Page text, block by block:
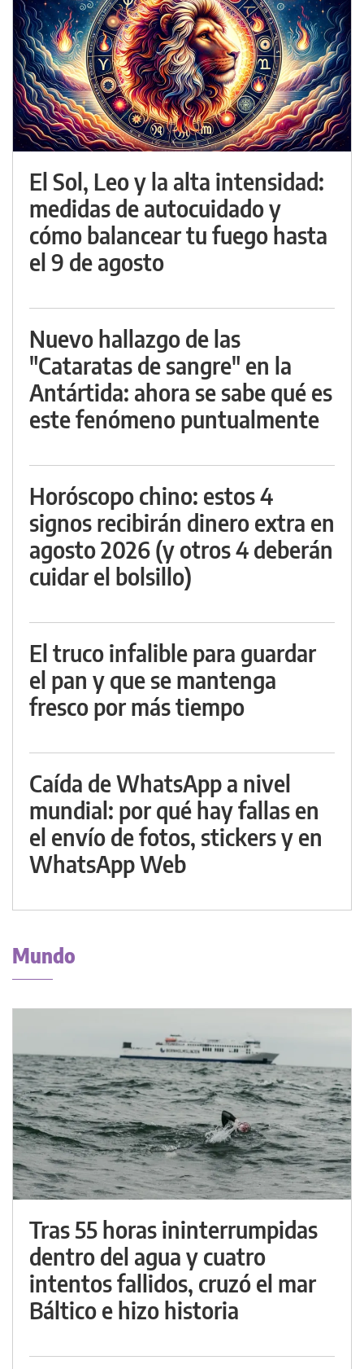
El Sol, Leo y la alta intensidad:
medidas de autocuidado y
cómo balancear tu fuego hasta
el 9 de agosto
Nuevo hallazgo de las
"Cataratas de sangre" en la
Antártida: ahora se sabe qué es
este fenómeno puntualmente
Horóscopo chino: estos 4
signos recibirán dinero extra en
agosto 2026 (y otros 4 deberán
cuidar el bolsillo)
El truco infalible para guardar
el pan y que se mantenga
fresco por más tiempo
Caída de WhatsApp a nivel
mundial: por qué hay fallas en
el envío de fotos, stickers y en
WhatsApp Web
Mundo
Tras 55 horas ininterrumpidas
dentro del agua y cuatro
intentos fallidos, cruzó el mar
Báltico e hizo historia